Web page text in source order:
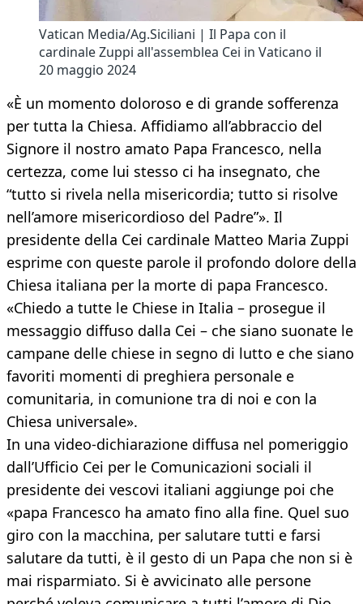
Vatican Media/Ag.Siciliani | Il Papa con il
cardinale Zuppi all'assemblea Cei in Vaticano il
20 maggio 2024
«È un momento doloroso e di grande sofferenza
per tutta la Chiesa. Affidiamo all’abbraccio del
Signore il nostro amato Papa Francesco, nella
certezza, come lui stesso ci ha insegnato, che
“tutto si rivela nella misericordia; tutto si risolve
nell’amore misericordioso del Padre”». Il
presidente della Cei cardinale Matteo Maria Zuppi
esprime con queste parole il profondo dolore della
Chiesa italiana per la morte di papa Francesco.
«Chiedo a tutte le Chiese in Italia – prosegue il
messaggio diffuso dalla Cei – che siano suonate le
campane delle chiese in segno di lutto e che siano
favoriti momenti di preghiera personale e
comunitaria, in comunione tra di noi e con la
Chiesa universale».
In una video-dichiarazione diffusa nel pomeriggio
dall’Ufficio Cei per le Comunicazioni sociali il
presidente dei vescovi italiani aggiunge poi che
«papa Francesco ha amato fino alla fine. Quel suo
giro con la macchina, per salutare tutti e farsi
salutare da tutti, è il gesto di un Papa che non si è
mai risparmiato. Si è avvicinato alle persone